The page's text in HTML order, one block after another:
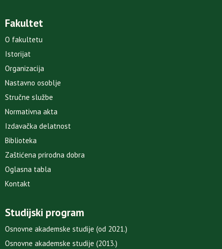
Fakultet
O fakultetu
Istorijat
Organizacija
Nastavno osoblje
Stručne službe
Normativna akta
Izdavačka delatnost
Biblioteka
Zaštićena prirodna dobra
Oglasna tabla
Kontakt
Studijski program
Osnovne akademske studije (od 2021.)
Osnovne akademske studije (2013.)